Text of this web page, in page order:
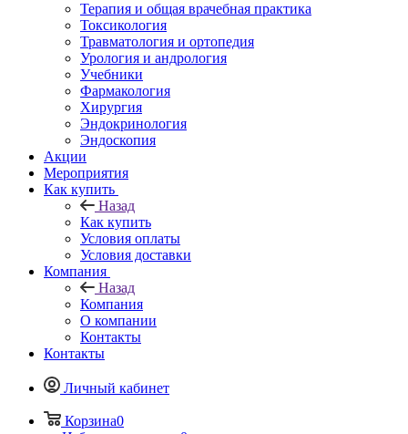
Терапия и общая врачебная практика
Токсикология
Травматология и ортопедия
Урология и андрология
Учебники
Фармакология
Хирургия
Эндокринология
Эндоскопия
Акции
Мероприятия
Как купить
Назад
Как купить
Условия оплаты
Условия доставки
Компания
Назад
Компания
О компании
Контакты
Контакты
Личный кабинет
Корзина0